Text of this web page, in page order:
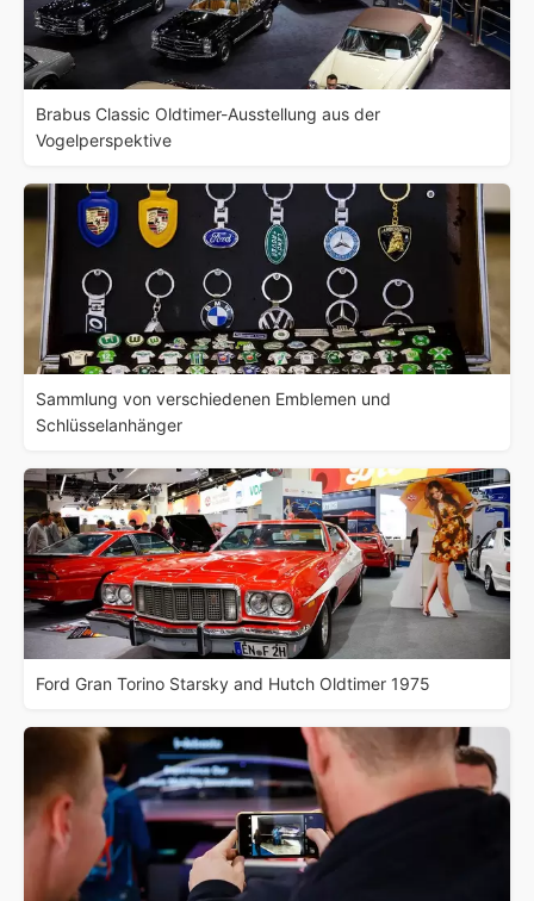
Brabus Classic Oldtimer-Ausstellung aus der
Vogelperspektive
Sammlung von verschiedenen Emblemen und
Schlüsselanhänger
Ford Gran Torino Starsky and Hutch Oldtimer 1975